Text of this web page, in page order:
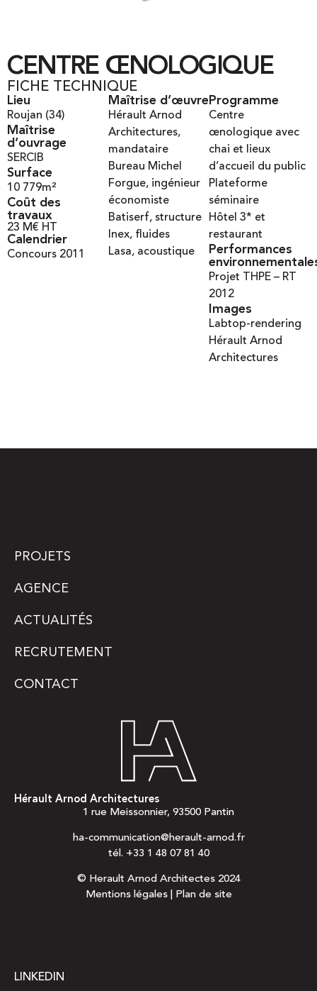
CENTRE ŒNOLOGIQUE
FICHE TECHNIQUE
Lieu
Roujan (34)
Maîtrise
d’ouvrage
SERCIB
Surface
m²
10 779
Coût des
travaux
23 M€ HT
Calendrier
Concours 2011
Maîtrise d’œuvre
Hérault Arnod
Architectures,
mandataire
Bureau Michel
Forgue, ingénieur
économiste
Batiserf, structure
Inex, fluides
Lasa, acoustique
Programme
Centre
œnologique avec
chai et lieux
d’accueil du public
Plateforme
séminaire
Hôtel 3* et
restaurant
Performances
Projet THPE – RT
2012
Images
Labtop-rendering
Hérault Arnod
Architectures
PROJETS
AGENCE
ACTUALITÉS
RECRUTEMENT
CONTACT
Hérault Arnod Architectures
1 rue Meissonnier, 93500 Pantin
ha-communication@herault-arnod.fr
tél. +33 1 48 07 81 40
© Herault Arnod Architectes 2024
Mentions légales| Plan de site
LINKEDIN